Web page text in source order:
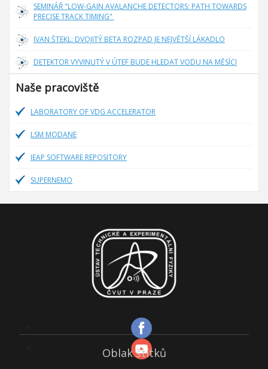
SEMINÁŘ "LOW-GAIN AVALANCHE DETECTORS: PATH TOWARDS
PRECISE TRACK TIMING"
IVAN ŠTEKL: DVOJITÝ BETA ROZPAD JE NEJVĚTŠÍ LÁKADLO
DETEKTOR VYVINUTÝ V ÚTEF BUDE HLEDAT VODU NA MĚSÍCI
Naše pracoviště
LABORATORY OF VDG ACCELERATOR
LSM MODANE
IEAP SOFTWARE REPOSITORY
SUPERNEMO
Oblak štítků